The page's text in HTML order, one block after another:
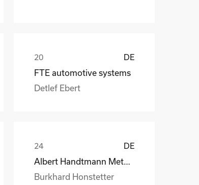
DE
FTE automotive systems
Detlef Ebert
DE
Albert Handtmann Metallgusswerk
Burkhard Honstetter